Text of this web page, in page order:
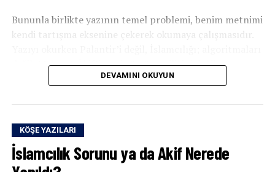
Bununla birlikte yazının temel problemi, benim metnimi
kendi tartışma eksenine çekerek okumaya çalışmasıdır.
değil, Mehmet Âkif’i; veri sömürgeciliğini değil,
Müslümanların tarihsel muhasebesini merkeze alıyor.
ıskalanmış oluyor.
Bugün CIA’nın, Pentagon’un, NATO’nun, İsrail’in ve
büyük teknoloji şirketlerinin birlikte kurduğu veri
egemenliğini anlamadan ne İslamcılığı eleştirebiliriz ne
DEVAMINI OKUYUN
KÖŞE YAZILARI
İslamcılık Sorunu ya da Akif Nerede